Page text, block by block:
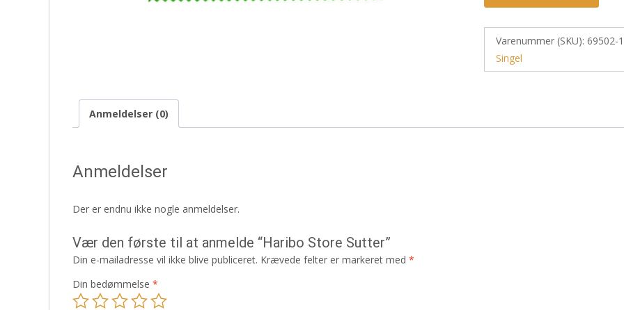
Varenummer (SKU): 69502-1
Singel
Anmeldelser (0)
Anmeldelser
Der er endnu ikke nogle anmeldelser.
Vær den første til at anmelde “Haribo Store Sutter”
Din e-mailadresse vil ikke blive publiceret. Krævede felter er markeret med *
Din bedømmelse *